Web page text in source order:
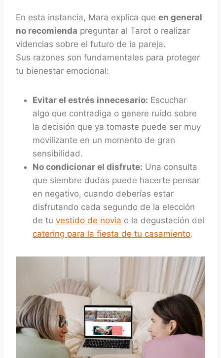
En esta instancia, Mara explica que en general
no recomienda preguntar al Tarot o realizar
videncias sobre el futuro de la pareja.
Sus razones son fundamentales para proteger
tu bienestar emocional:
Evitar el estrés innecesario: Escuchar
algo que contradiga o genere ruido sobre
la decisión que ya tomaste puede ser muy
movilizante en un momento de gran
sensibilidad.
No condicionar el disfrute: Una consulta
que siembre dudas puede hacerte pensar
en negativo, cuando deberías estar
disfrutando cada segundo de la elección
de tu vestido de novia o la degustación del
catering para la fiesta de tu casamiento.